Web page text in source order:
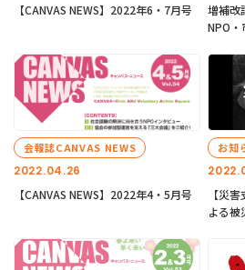
【CANVAS NEWS】2022年6・7月号
増補改
NPO・
2022.04.26
会報誌CANVAS NEWS
【CANVAS NEWS】2022年4・5月号
お知
【災
よる被